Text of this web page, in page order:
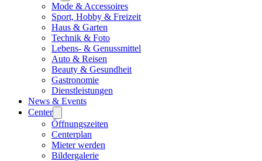
Mode & Accessoires
Sport, Hobby & Freizeit
Haus & Garten
Technik & Foto
Lebens- & Genussmittel
Auto & Reisen
Beauty & Gesundheit
Gastronomie
Dienstleistungen
News & Events
Center
Öffnungszeiten
Centerplan
Mieter werden
Bildergalerie